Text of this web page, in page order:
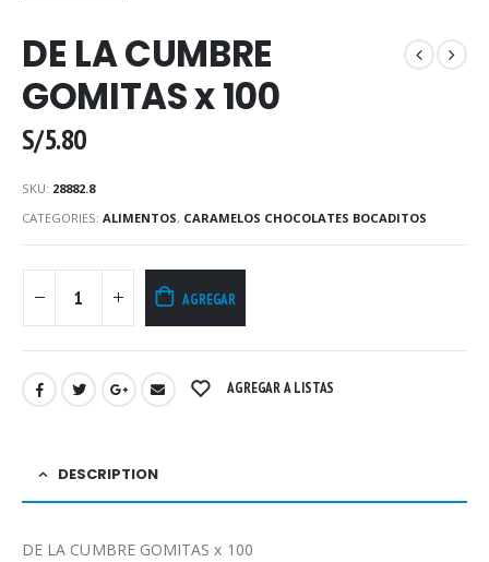
DE LA CUMBRE
GOMITAS x 100
S/5.80
SKU: 28882.8
CATEGORIES: ALIMENTOS, CARAMELOS CHOCOLATES BOCADITOS
AGREGAR
AGREGAR A LISTAS
DESCRIPTION
DE LA CUMBRE GOMITAS x 100